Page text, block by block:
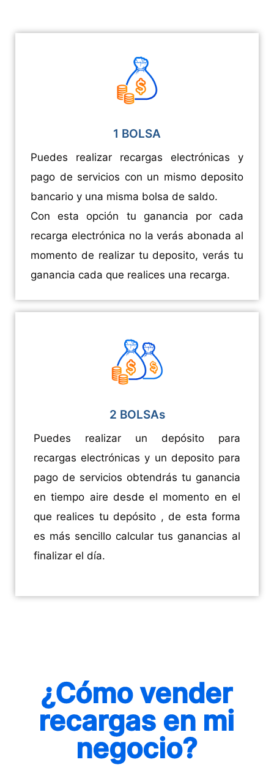
1 BOLSA
Puedes realizar recargas electrónicas y
pago de servicios con un mismo deposito
bancario y una misma bolsa de saldo.
Con esta opción tu ganancia por cada
recarga electrónica no la verás abonada al
momento de realizar tu deposito, verás tu
ganancia cada que realices una recarga.
2 BOLSAs
Puedes realizar un depósito para
recargas electrónicas y un deposito para
pago de servicios obtendrás tu ganancia
en tiempo aire desde el momento en el
que realices tu depósito , de esta forma
es más sencillo calcular tus ganancias al
finalizar el día.
¿Cómo vender
recargas en mi
negocio?